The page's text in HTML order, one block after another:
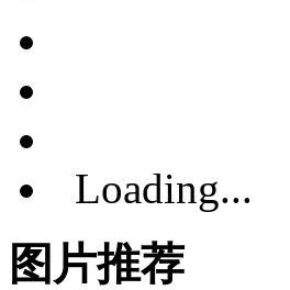
Loading...
图片推荐